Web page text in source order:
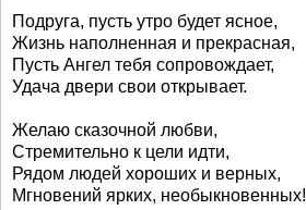
Подруга, пусть утро будет ясное,
Жизнь наполненная и прекрасная,
Пусть Ангел тебя сопровождает,
Удача двери свои открывает.
Желаю сказочной любви,
Стремительно к цели идти,
Рядом людей хороших и верных,
Мгновений ярких, необыкновенных!